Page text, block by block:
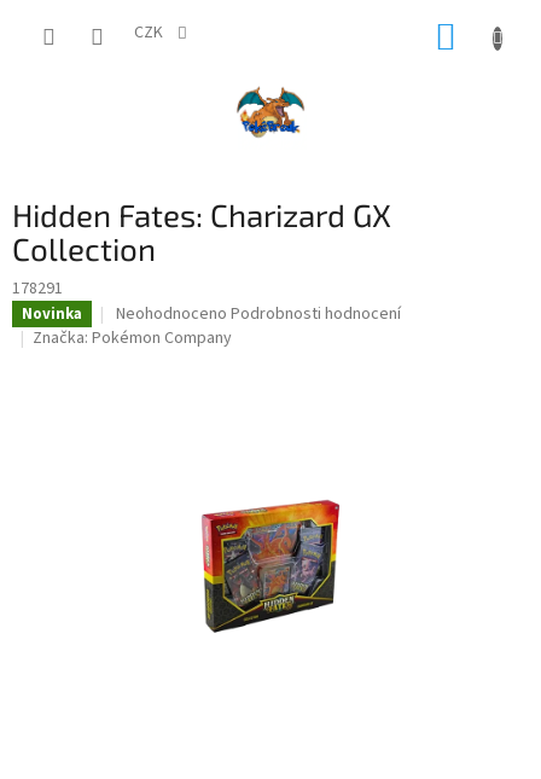
CZK
Hidden Fates: Charizard GX
Collection
178291
Novinka
Průměrné
hodnocení
Neohodnoceno Podrobnosti hodnocení
Značka: Pokémon Company